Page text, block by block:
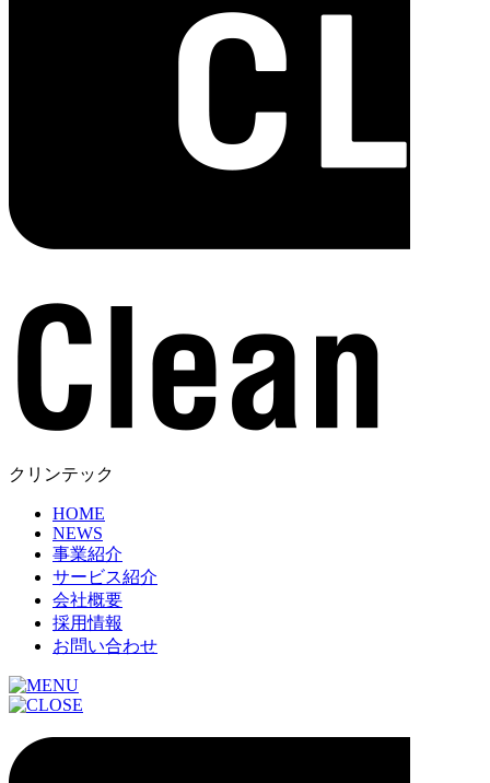
クリンテック
HOME
NEWS
事業紹介
サービス紹介
会社概要
採用情報
お問い合わせ